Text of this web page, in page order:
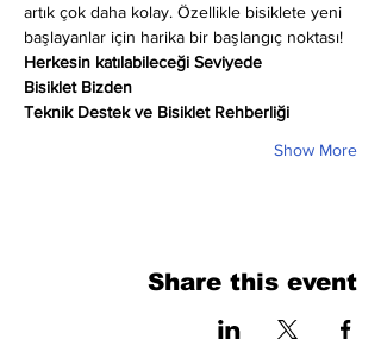
artık çok daha kolay. Özellikle bisiklete yeni
başlayanlar için harika bir başlangıç noktası!
Herkesin katılabileceği Seviyede
Bisiklet Bizden
Teknik Destek ve Bisiklet Rehberliği
Show More
Share this event